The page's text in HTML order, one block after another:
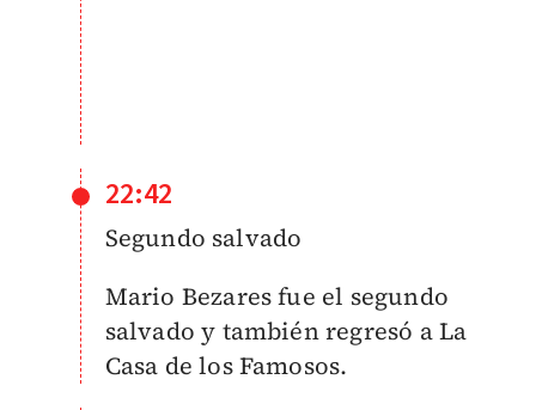
22:42
Segundo salvado
Mario Bezares fue el segundo
salvado y también regresó a La
Casa de los Famosos.